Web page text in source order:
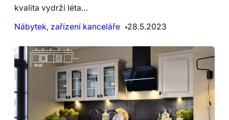
kvalita vydrží léta…
Nábytek, zařízení kanceláře
28.5.2023